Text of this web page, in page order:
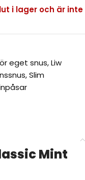
i lager och är inte
eget snus,Liw
,Slim
Mint